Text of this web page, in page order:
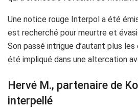
Une notice rouge Interpol a été
est recherché pour meurtre et
Son passé intrigue d’autant plus les
été impliqué dans une altercation
Hervé M., partenaire de
interpellé